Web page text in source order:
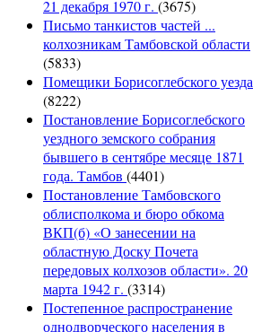
21 декабря 1970 г. (3675)
Письмо танкистов частей ...
колхозникам Тамбовской области
(5833)
Помещики Борисоглебского уезда
(8222)
Постановление Борисоглебского
уездного земского собрания
бывшего в сентябре месяце 1871
года. Тамбов (4401)
Постановление Тамбовского
облисполкома и бюро обкома
ВКП(б) «О занесении на
областную Доску Почета
передовых колхозов области». 20
марта 1942 г. (3314)
Постепенное распространение
однодворческого населения в